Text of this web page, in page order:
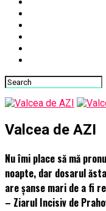
Valcea de AZI
Nu îmi place să mă
noapte, dar dosarul
are șanse mari de a fi
– Ziarul Incisiv de